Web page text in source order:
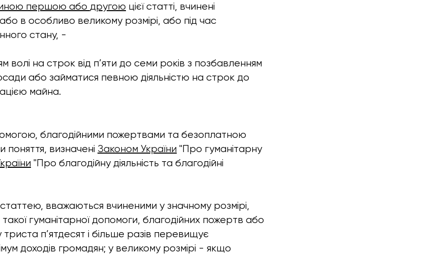
першою або другою цієї статті, вчинені
в особливо великому розмірі, або під час
стану, -
волі на строк від п’яти до семи років з позбавленням
або займатися певною діяльністю на строк до
майна.
благодійними пожертвами та безоплатною
поняття, визначені Законом України "Про гуманітарну
"Про благодійну діяльність та благодійні
статтею, вважаються вчиненими у значному розмірі,
гуманітарної допомоги, благодійних пожертв або
п’ятдесят і більше разів перевищує
доходів громадян; у великому розмірі - якщо